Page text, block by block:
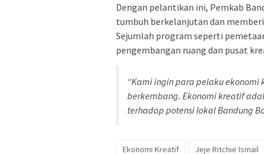
Dengan pelantikan ini, Pemkab
tumbuh berkelanjutan dan
Sejumlah program seperti
pengembangan ruang dan pusat
“Kami ingin para pelaku
berkembang. Ekonomi kreatif
terhadap potensi lokal Bandung
Ekonomi Kreatif Jeje Ritchie Ismail